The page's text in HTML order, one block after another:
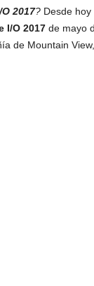
2017? Desde
I/O 2017 de mayo
de Mountain